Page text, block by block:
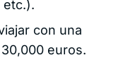
etc.).
con una
euros.